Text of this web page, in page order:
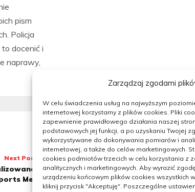
Zarządzaj zgodami
W celu świadczenia usług na najwyższym
internetowej korzystamy z plików cookies. Pliki
zapewnienie prawidłowego działania naszej
podstawowych jej funkcji, a po uzyskaniu Twojej
wykorzystywane do dokonywania pomiarów i
internetowej, a także do celów marketingowych.
cookies podmiotów trzecich w celu korzystania z
analitycznych i marketingowych. Aby wyrazić
urządzeniu końcowym plików cookies wszystkich
kliknij przycisk "Akceptuję". Poszczególne
pism
Policja
docenić i
naprawy,
Next Post
w
Medic